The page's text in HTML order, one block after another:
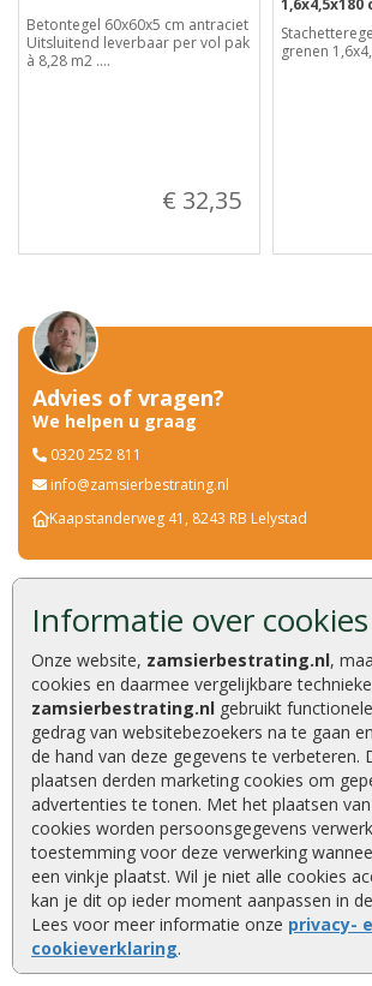
Informatie over cookies
Onze website, zamsierbestrating.nl,
cookies en daarmee vergelijkbare
zamsierbestrating.nl gebruikt
gedrag van websitebezoekers na te gaan
de hand van deze gegevens te verbeteren.
plaatsen derden marketing cookies om
advertenties te tonen. Met het plaatsen
cookies worden persoonsgegevens
toestemming voor deze verwerking
een vinkje plaatst. Wil je niet alle cookies
kan je dit op ieder moment aanpassen in
Lees voor meer informatie onze privacy-
cookieverklaring.
Betontegel 60x60x5 cm antraciet
Uitsluitend leverbaar per vol pak
à 8,28 m2 ....
€ 32,35
1,6x4,5x180
grenen
Advies of vragen?
We helpen u graag
0320 252 811
info@zamsierbestrating.nl
Kaapstanderweg 41, 8243 RB Lelystad
Deskundig advies
Kwaliteitsproducten
Compleet assortiment
Eigen transportservice
Ruim 40 jaar een begrip
Altijd scherpe aanbiedingen
Veel producten op voorraad
Tuinaanleg van A tot Z